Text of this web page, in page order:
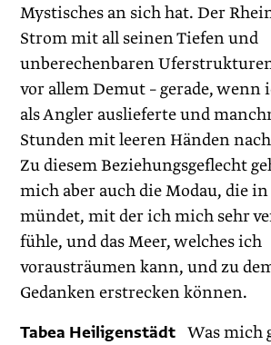
Mystisches an sich hat. Der
Strom mit all seinen Tiefen und
unberechenbaren
vor allem Demut – gerade,
als Angler auslieferte und
Stunden mit leeren Händen
Zu diesem Beziehungsgeflecht
mich aber auch die Modau, die
mündet, mit der ich mich sehr
fühle, und das Meer, welches ich
vorausträumen kann, und zu
Gedanken erstrecken können.
Tabea Heiligenstädt Was mich